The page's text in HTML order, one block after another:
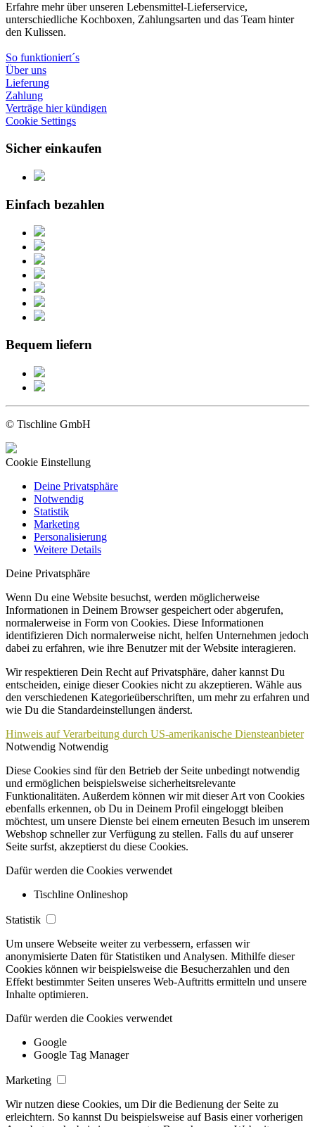
Erfahre mehr über unseren Lebensmittel-Lieferservice,
unterschiedliche Kochboxen, Zahlungsarten und das Team hinter
den Kulissen.
So funktioniert´s
Über uns
Lieferung
Zahlung
Verträge hier kündigen
Cookie Settings
Sicher einkaufen
Einfach bezahlen
Bequem liefern
© Tischline GmbH
Cookie Einstellung
Deine Privatsphäre
Notwendig
Statistik
Marketing
Personalisierung
Weitere Details
Deine Privatsphäre
Wenn Du eine Website besuchst, werden möglicherweise
Informationen in Deinem Browser gespeichert oder abgerufen,
normalerweise in Form von Cookies. Diese Informationen
identifizieren Dich normalerweise nicht, helfen Unternehmen jedoch
dabei zu erfahren, wie ihre Benutzer mit der Website interagieren.
Wir respektieren Dein Recht auf Privatsphäre, daher kannst Du
entscheiden, einige dieser Cookies nicht zu akzeptieren. Wähle aus
den verschiedenen Kategorieüberschriften, um mehr zu erfahren und
wie Du die Standardeinstellungen änderst.
Hinweis auf Verarbeitung durch US-amerikanische Diensteanbieter
Notwendig Notwendig
Diese Cookies sind für den Betrieb der Seite unbedingt notwendig
und ermöglichen beispielsweise sicherheitsrelevante
Funktionalitäten. Außerdem können wir mit dieser Art von Cookies
ebenfalls erkennen, ob Du in Deinem Profil eingeloggt bleiben
möchtest, um unsere Dienste bei einem erneuten Besuch im unserem
Webshop schneller zur Verfügung zu stellen. Falls du auf unserer
Seite surfst, akzeptierst du diese Cookies.
Dafür werden die Cookies verwendet
Tischline Onlineshop
Statistik
Um unsere Webseite weiter zu verbessern, erfassen wir
anonymisierte Daten für Statistiken und Analysen. Mithilfe dieser
Cookies können wir beispielsweise die Besucherzahlen und den
Effekt bestimmter Seiten unseres Web-Auftritts ermitteln und unsere
Inhalte optimieren.
Dafür werden die Cookies verwendet
Google
Google Tag Manager
Marketing
Wir nutzen diese Cookies, um Dir die Bedienung der Seite zu
erleichtern. So kannst Du beispielsweise auf Basis einer vorherigen